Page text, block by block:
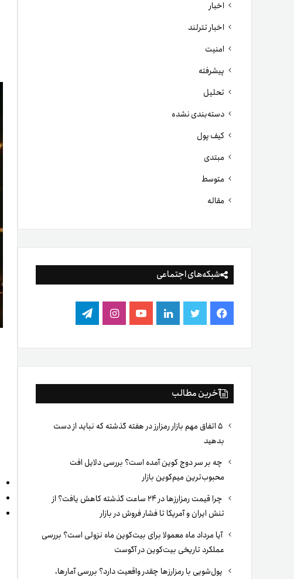
اخبار
اخبار تترلند
امنیت
پیشرفته
تحلیل
دسته‌بندی نشده
کیف پول
مبتدی
متوسط
مقاله
شبکه‌های اجتماعی
فیس
بوک
توییتر لینکدینیوتیوباینستاگرام
تلگرام
آخرین مطالب
۵ اتفاق مهم بازار رمزارز در هفته گذشته که نباید از دست
بدهید
چه بر سر دوج کوین آمده است؟ بررسی دلایل افت
محبوب‌ترین میم‌کوین بازار
چرا قیمت رمزارزها در ۲۴ ساعت گذشته کاهش یافت؟ از
تنش ایران و آمریکا تا فشار فروش در بازار
آیا مرداد ماه معمولا برای بیت‌کوین ماه نزولی است؟ بررسی
عملکرد تاریخی بیت‌کوین در آگوست
پول‌شویی با رمزارزها چقدر واقعیت دارد؟ بررسی آمارها،